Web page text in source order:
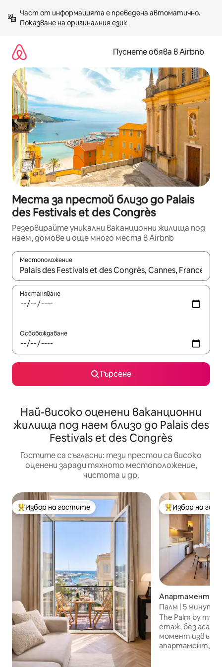
към
съдържанието
Показване на оригиналния език
Пуснете обява в Airbnb
Места за престой близо до Palais
des Festivals et des Congrès
Резервирайте уникални ваканционни жилища под
наем, домове и още много места в Airbnb
Местоположение
Когато резултатите се покажат, използвайте
Настаняване
Освобождаване
Търсене
Най-високо оценени ваканционни
жилища под наем близо до Palais des
Festivals et des Congrès
Гостите са съгласни: тези престои са високо
оценени заради тяхното местоположение,
чистота и др.
Най-популярен избор на гостите
Избор на гостите Най-популярен
Избор на
Апартамент –
Палм | 5 минути
фестивал в Кан
The Palm by
етаж, без
момент извън
апартамент,